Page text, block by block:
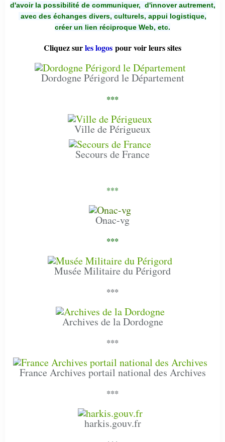
d'avoir la possibilité de communiquer, d'innover autrement,
avec des échanges divers, culturels, appui logistique,
créer un lien réciproque Web, etc.
Cliquez surles logos pour voir leurs sites
Dordogne Périgord le Département
***
Ville de Périgueux
Secours de France
***
Onac-vg
***
Musée Militaire du Périgord
***
Archives de la Dordogne
***
France Archives portail national des Archives
***
harkis.gouv.fr